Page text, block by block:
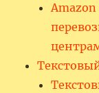
Amazon